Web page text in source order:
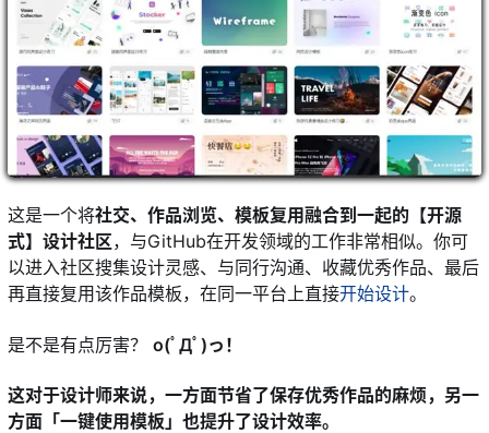
这是一个将社交、作品浏览、模板复用融合到一起的【开源
式】设计社区，与GitHub在开发领域的工作非常相似。你可
以进入社区搜集设计灵感、与同行沟通、收藏优秀作品、最后
再直接复用该作品模板，在同一平台上直接开始设计。
是不是有点厉害？ o(ﾟДﾟ)っ！
这对于设计师来说，一方面节省了保存优秀作品的麻烦，另一
方面「一键使用模板」也提升了设计效率。